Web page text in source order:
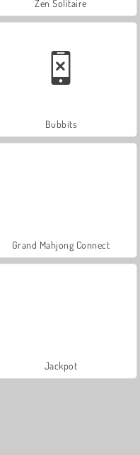
Zen Solitaire
Bubbits
Grand Mahjong Connect
Jackpot